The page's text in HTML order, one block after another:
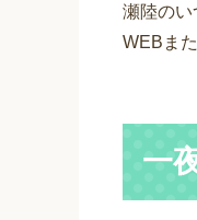
瀬陸のい
WEBま
一